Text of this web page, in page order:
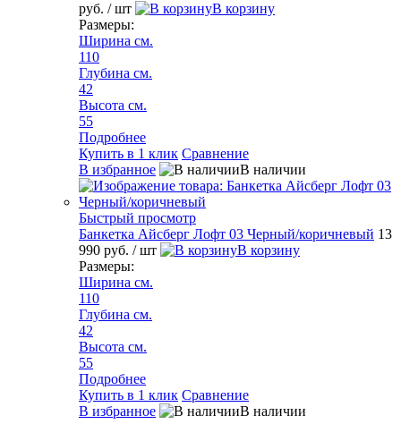
руб. / шт
В корзину
Размеры:
Ширина см.
110
Глубина см.
42
Высота см.
55
Подробнее
Купить в 1 клик Сравнение
В избранное
В наличии
Быстрый просмотр
Банкетка Айсберг Лофт 03 Черный/коричневый 13
990 руб. / шт
В корзину
Размеры:
Ширина см.
110
Глубина см.
42
Высота см.
55
Подробнее
Купить в 1 клик Сравнение
В избранное
В наличии